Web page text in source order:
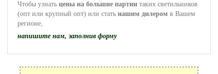
Чтобы узнать цены на большие партии таких светильников
(опт или крупный опт) или стать нашим дилером в Вашем
регионе,
напишите нам, заполнив форму